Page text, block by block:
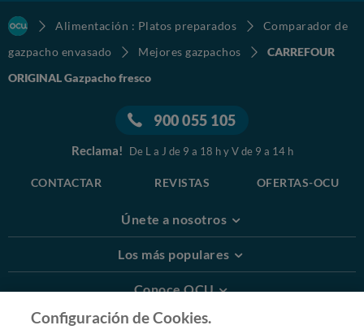
Alimentación : Platos preparados
Comparador de
gazpacho envasado
Mejores gazpachos
CARREFOUR
ORIGINAL Gazpacho fresco
900 055 105
Reclama! De L a J de 9 a 18 h y V de 9 a 14 h
CONTACTAR REVISTAS OFERTAS-OCU
Únete a nosotros
Los más populares
Conoce OCU
Más Información
Configuración de Cookies.